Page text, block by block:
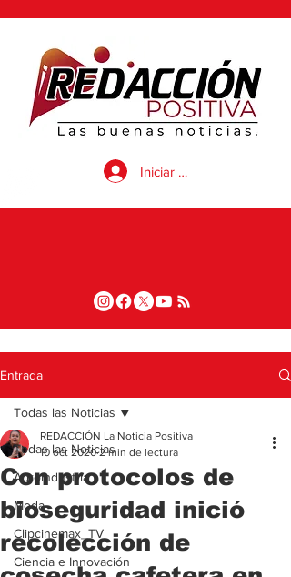
Iniciar sesión
Entrada
Todas las Noticias
Agroindustria
Moda
Clipcinemax_TV
Ciencia e Innovación
Todas las Noticias
Con protocolos de
bioseguridad inició
recolección de
REDACCIÓN La Noticia Positiva
10 oct 2020 2 min de lectura